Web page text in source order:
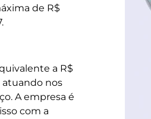
de R$
a R$
atuando nos
A empresa é
com a